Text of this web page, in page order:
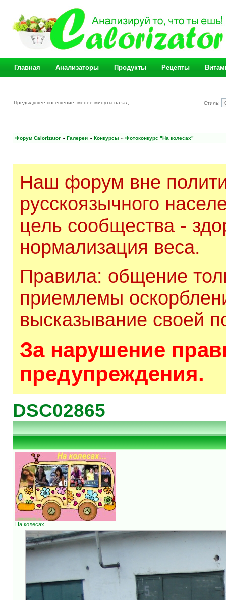
Главная Анализаторы Продукты Рецепты
Предыдущее посещение: менее минуты назад Стиль:
Форум Calorizator » Галереи » Конкурсы » Фотоконкурс "На колесах"
Наш форум вне
русскоязычного
цель сообщества -
нормализация веса.
Правила: общение
приемлемы
высказывание своей
За нарушение
предупреждения.
DSC02865
На колесах